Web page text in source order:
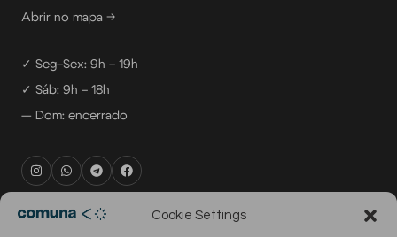
Cookie Settings
Abrir no mapa →
✓ Seg–Sex: 9h – 19h
✓ Sáb: 9h – 18h
— Dom: encerrado
rental@comuna.pt